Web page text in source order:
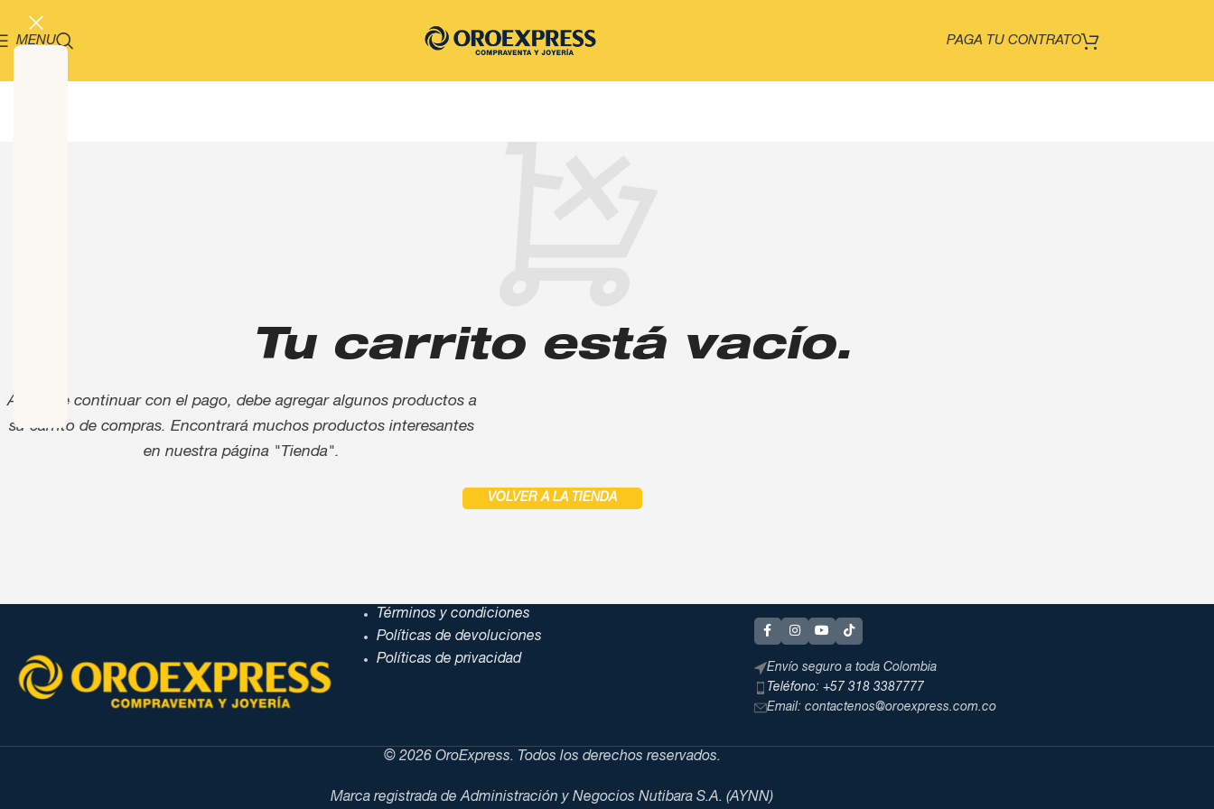
MENU PAGA TU CONTRATO
Tu carrito está vacío.
Antes de continuar con el pago, debe agregar algunos productos a
su carrito de compras. Encontrará muchos productos interesantes
en nuestra página "Tienda".
VOLVER A LA TIENDA
Términos y condiciones
Políticas de devoluciones
Políticas de privacidad
Envío seguro a toda Colombia
Teléfono: +57 318 3387777
Email: contactenos@oroexpress.com.co
© 2026 OroExpress. Todos los derechos reservados.
Marca registrada de Administración y Negocios Nutibara S.A. (AYNN)